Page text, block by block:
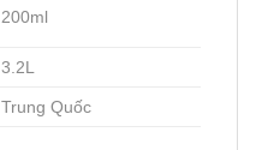
200ml
3.2L
Trung Quốc